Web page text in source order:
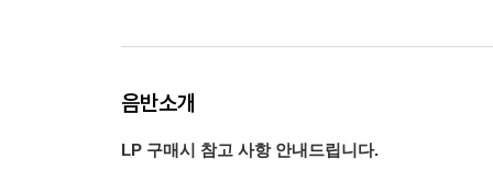
음반소개
LP 구매시 참고 사항 안내드립니다.